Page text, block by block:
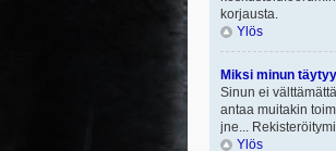
korjausta.
Ylös
Miksi minun
Sinun ei
antaa muitakin
jne...
Ylös